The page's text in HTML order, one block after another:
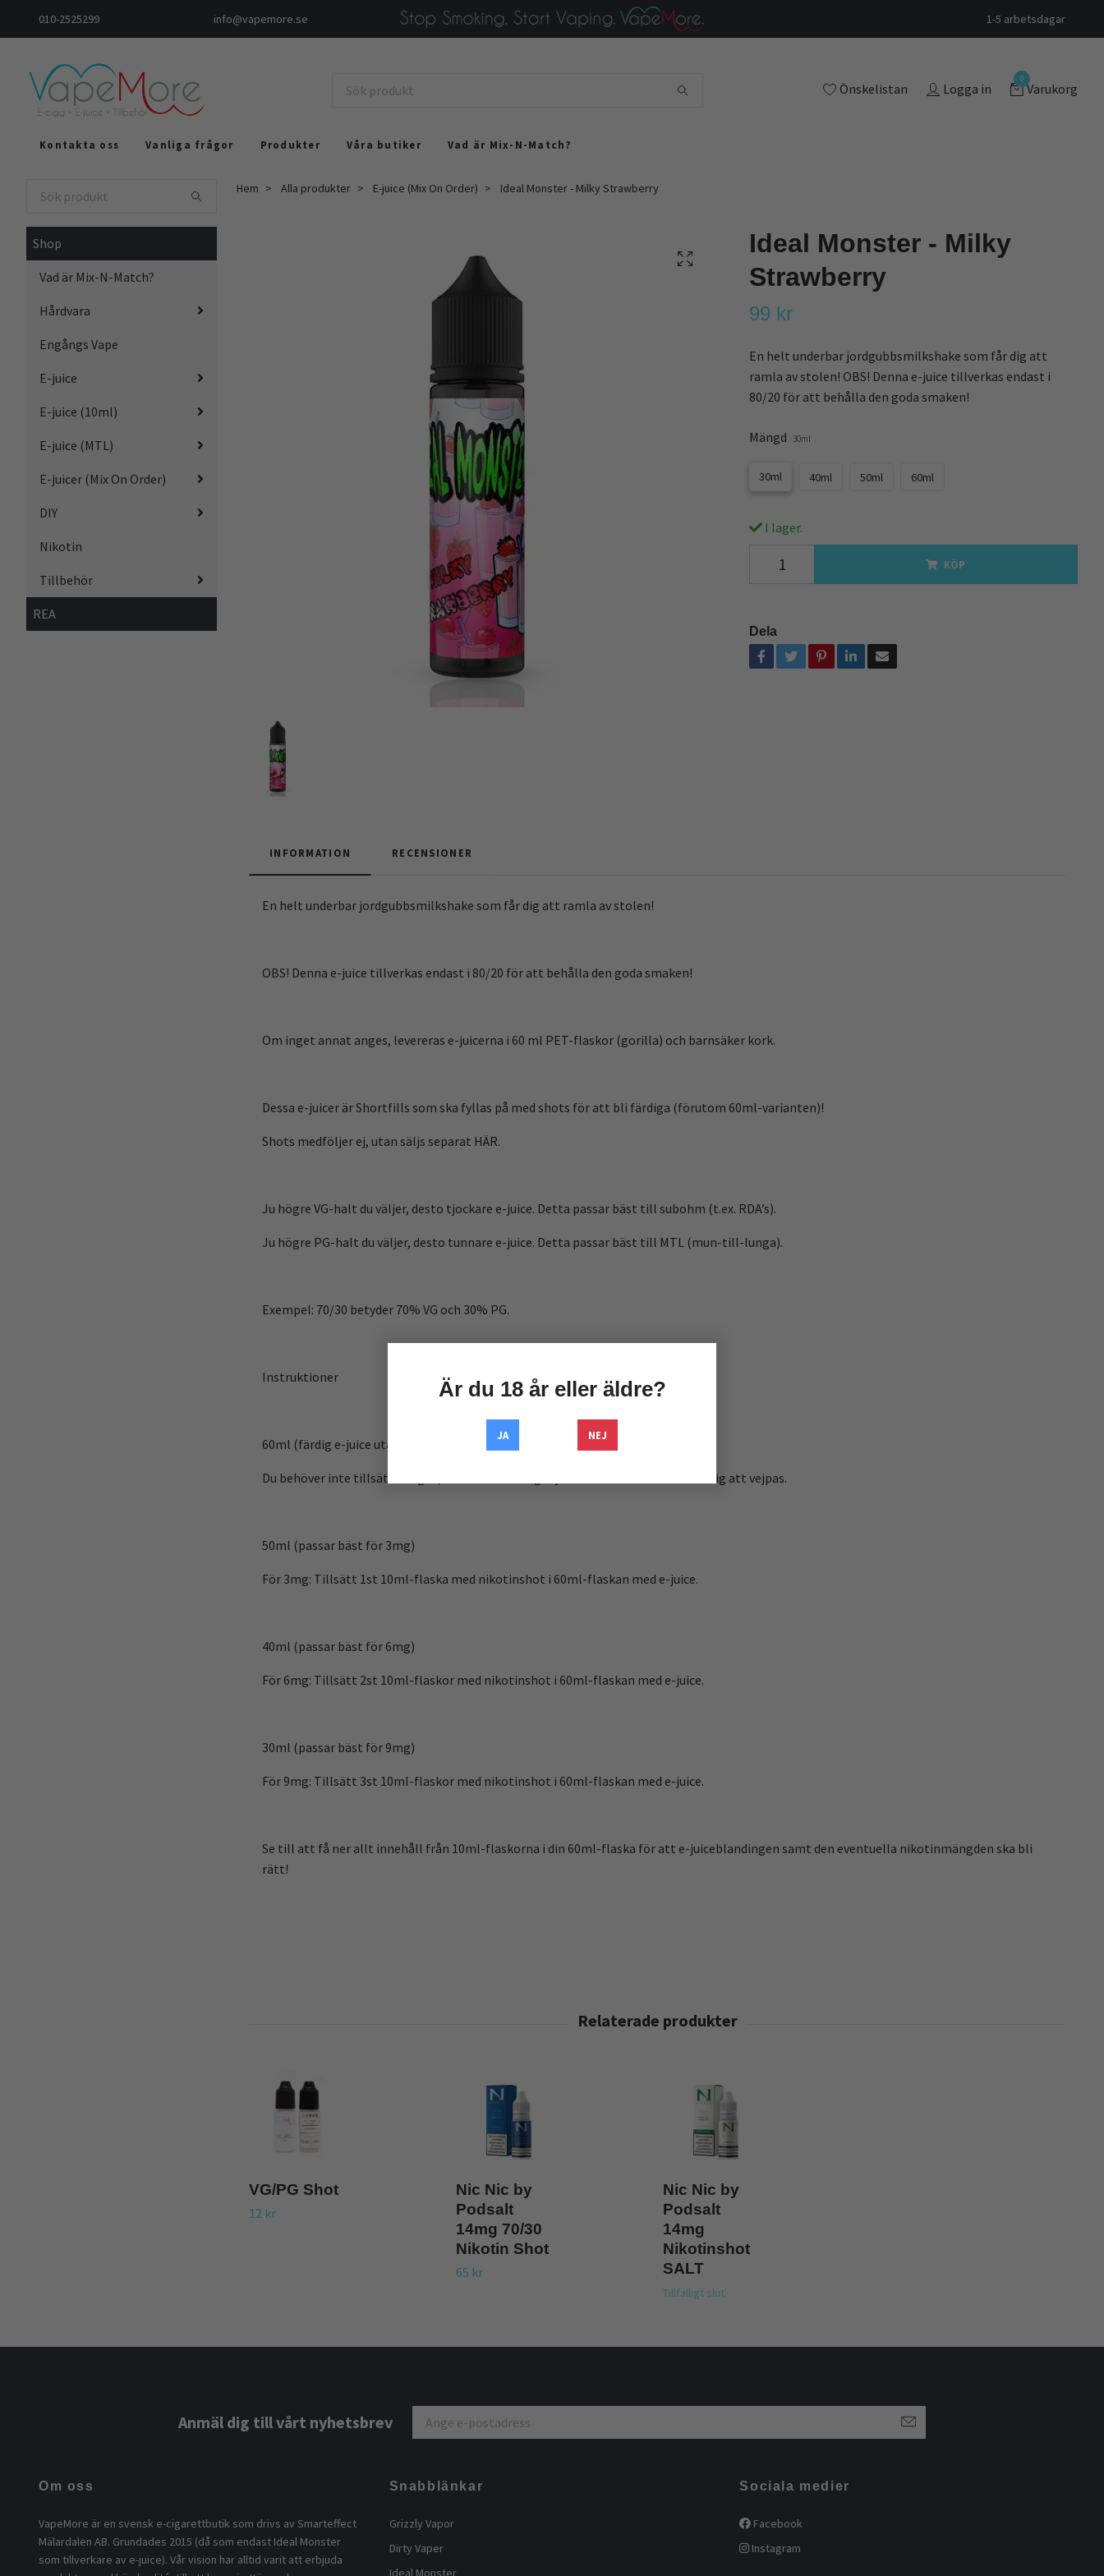
Är du 18 år eller äldre?
JA NEJ
010-2525299 info@vapemore.se 1-5 arbetsdagar
Önskelistan Logga in
0
Varukorg
Kontakta oss Vanliga frågor Produkter Våra butiker Vad är Mix-N-Match?
Shop
Vad är Mix-N-Match?
Hårdvara
Engångs Vape
E-juice
E-juice (10ml)
E-juice (MTL)
E-juicer (Mix On Order)
DIY
Nikotin
Tillbehör
REA
Hem Alla produkter E-juice (Mix On Order) Ideal Monster - Milky Strawberry
Ideal Monster - Milky
Strawberry
99 kr
En helt underbar jordgubbsmilkshake som får dig att
ramla av stolen! OBS! Denna e-juice tillverkas endast i
80/20 för att behålla den goda smaken!
Mängd 30ml
30ml 40ml 50ml 60ml
I lager.
KÖP
Dela
INFORMATION RECENSIONER
En helt underbar jordgubbsmilkshake som får dig att ramla av stolen!
OBS! Denna e-juice tillverkas endast i 80/20 för att behålla den goda smaken!
Om inget annat anges, levereras e-juicerna i 60 ml PET-flaskor (gorilla) och barnsäker kork.
Dessa e-juicer är Shortfills som ska fyllas på med shots för att bli färdiga (förutom 60ml-varianten)!
Shots medföljer ej, utan säljs separat HÄR.
Ju högre VG-halt du väljer, desto tjockare e-juice. Detta passar bäst till subohm (t.ex. RDA’s).
Ju högre PG-halt du väljer, desto tunnare e-juice. Detta passar bäst till MTL (mun-till-lunga).
Exempel: 70/30 betyder 70% VG och 30% PG.
Instruktioner
60ml (färdig e-juice utan nikotin)
Du behöver inte tillsätta något, detta är en färdig e-juice utan nikotin och är färdig att vejpas.
50ml (passar bäst för 3mg)
För 3mg: Tillsätt 1st 10ml-flaska med nikotinshot i 60ml-flaskan med e-juice.
40ml (passar bäst för 6mg)
För 6mg: Tillsätt 2st 10ml-flaskor med nikotinshot i 60ml-flaskan med e-juice.
30ml (passar bäst för 9mg)
För 9mg: Tillsätt 3st 10ml-flaskor med nikotinshot i 60ml-flaskan med e-juice.
Se till att få ner allt innehåll från 10ml-flaskorna i din 60ml-flaska för att e-juiceblandingen samt den eventuella nikotinmängden ska bli
rätt!
VG/PG Shot
12 kr
Nic Nic by
Podsalt
14mg 70/30
Nikotin Shot
65 kr
Nic Nic by
Podsalt
14mg
Nikotinshot
SALT
Tillfälligt slut
Anmäl dig till vårt nyhetsbrev
Om oss
VapeMore är en svensk e-cigarettbutik som drivs av Smarteffect
Mälardalen AB. Grundades 2015 (då som endast Ideal Monster
som tillverkare av e-juice). Vår vision har alltid varit att erbjuda
Snabblänkar
Grizzly Vapor
Dirty Vaper
Ideal Monster
Sociala medier
Facebook
Instagram